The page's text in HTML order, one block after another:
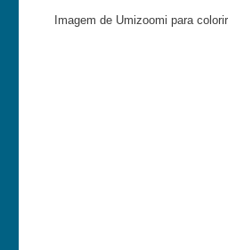
Imagem de Umizoomi para